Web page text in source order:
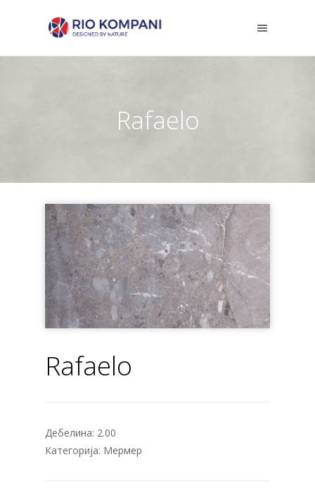
Rafaelo
Rafaelo
Дебелина: 2.00
Категорија: Мермер